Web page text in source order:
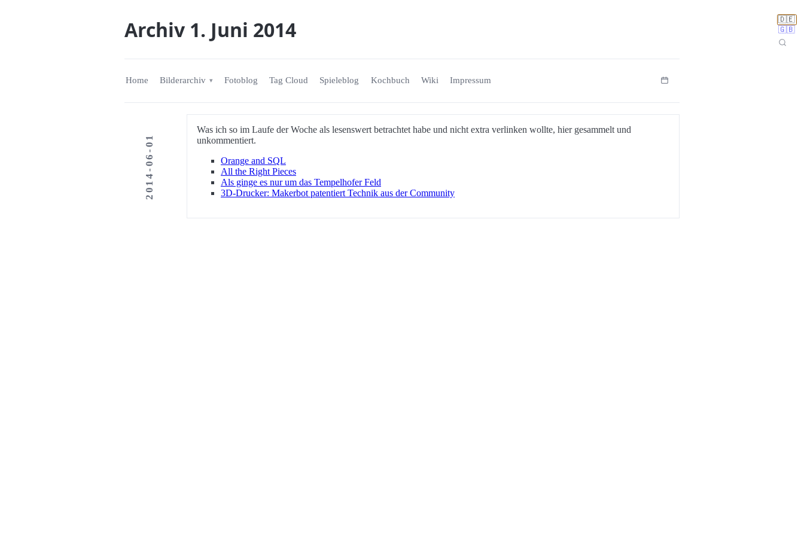
🇩🇪
🇬🇧
Archiv 1. Juni 2014
Home Bilderarchiv Fotoblog Tag Cloud Spieleblog Kochbuch Wiki Impressum
2014-06-01
Was ich so im Laufe der Woche als lesenswert betrachtet habe und nicht extra verlinken wollte, hier gesammelt und
unkommentiert.
Orange and SQL
All the Right Pieces
Als ginge es nur um das Tempelhofer Feld
3D-Drucker: Makerbot patentiert Technik aus der Community